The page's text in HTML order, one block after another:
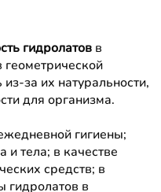
гидролатовв
геометрической
за их натуральности,
для организма.
гигиены;
и тела; в качестве
средств; в
гидролатов в